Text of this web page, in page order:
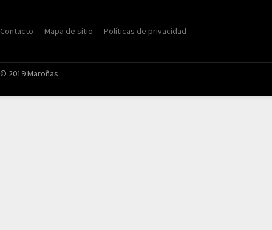
Contacto Mapa de sitio Políticas de privacidad
© 2019 Maroñas